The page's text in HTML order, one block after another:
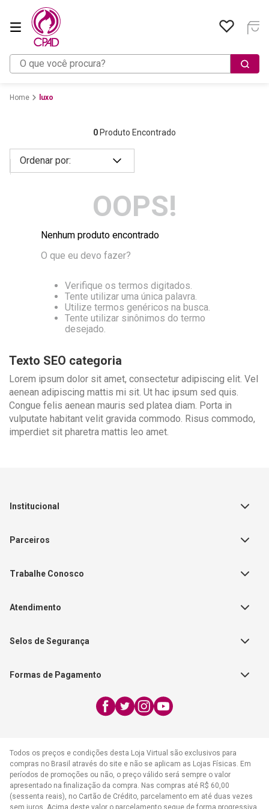
O que você procura?
luxo
0 Produto Encontrado
OOPS!
Nenhum produto encontrado
O que eu devo fazer?
Verifique os termos digitados.
Tente utilizar uma única palavra.
Utilize termos genéricos na busca.
Tente utilizar sinônimos do termo
desejado.
Texto SEO categoria
Lorem ipsum dolor sit amet, consectetur adipiscing elit. Vel
aenean adipiscing mattis mi sit. Ut hac ipsum sed quis.
Congue felis aenean mauris sed platea diam. Porta in
vulputate habitant velit gravida commodo. Risus commodo,
imperdiet sit pharetra mattis leo amet.
Institucional
Sobre a Empresa
Política de Vendas
Catálogos de Produtos
Parceiros
Teste Maeztra
Editorial Patmos
FAECAD
Trabalhe Conosco
Fale Conosco
Nossas Lojas
Atendimento
17:30h
WhatsApp:
atendimento@cpad.com.br
Selos de Segurança
Formas de Pagamento
Todos os preços e condições desta Loja Virtual são exclusivos para
compras no Brasil através do site e não se aplicam as Lojas Físicas. Em
períodos de promoções ou não, o preço válido será sempre o valor
apresentado na finalização da compra. Nas compras até R$ 60,00
(sessenta reais), no Cartão de Crédito, parcelamento em até duas vezes